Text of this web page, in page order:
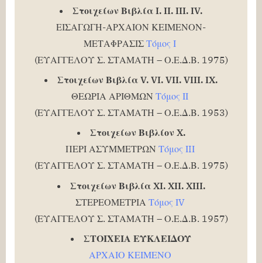
Στοιχείων Βιβλία I. II. III. IV.
ΕΙΣΑΓΩΓΗ-ΑΡΧΑΙΟΝ ΚΕΙΜΕΝΟΝ-
ΜΕΤΑΦΡΑΣΙΣ Τόμος Ι
(ΕΥΑΓΓΕΛΟΥ Σ. ΣΤΑΜΑΤΗ – Ο.Ε.Δ.Β. 1975)
Στοιχείων Βιβλία V. VI. VII. VIII. IX.
ΘΕΩΡΙΑ ΑΡΙΘΜΩΝ Τόμος ΙΙ
(ΕΥΑΓΓΕΛΟΥ Σ. ΣΤΑΜΑΤΗ – Ο.Ε.Δ.Β. 1953)
Στοιχείων Βιβλίον X.
ΠΕΡΙ ΑΣΥΜΜΕΤΡΩΝ Τόμος ΙIΙ
(ΕΥΑΓΓΕΛΟΥ Σ. ΣΤΑΜΑΤΗ – Ο.Ε.Δ.Β. 1975)
Στοιχείων Βιβλία XI. XII. XIII.
ΣΤΕΡΕΟΜΕΤΡΙΑ Τόμος ΙV
(ΕΥΑΓΓΕΛΟΥ Σ. ΣΤΑΜΑΤΗ – Ο.Ε.Δ.Β. 1957)
ΣΤΟΙΧΕΙΑ ΕΥΚΛΕΙΔΟΥ
ΑΡΧΑΙΟ ΚΕΙΜΕΝΟ